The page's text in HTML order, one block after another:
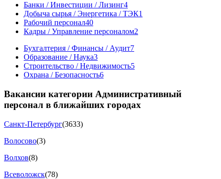
Банки / Инвестиции / Лизинг4
Добыча сырья / Энергетика / ТЭК1
Рабочий персонал40
Кадры / Управление персоналом2
Бухгалтерия / Финансы / Аудит7
Образование / Наука3
Строительство / Недвижимость5
Охрана / Безопасность6
Вакансии категории Административный
персонал в ближайших городах
Санкт-Петербург(3633)
Волосово(3)
Волхов(8)
Всеволожск(78)